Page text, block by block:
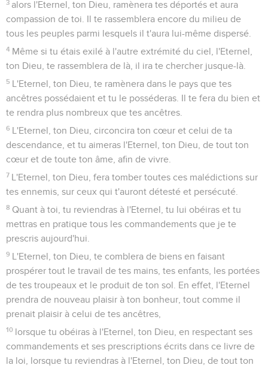
3 alors l'Eternel, ton Dieu, ramènera tes déportés et aura
compassion de toi. Il te rassemblera encore du milieu de
tous les peuples parmi lesquels il t'aura lui-même dispersé.
4 Même si tu étais exilé à l'autre extrémité du ciel, l'Eternel,
ton Dieu, te rassemblera de là, il ira te chercher jusque-là.
5 L'Eternel, ton Dieu, te ramènera dans le pays que tes
ancêtres possédaient et tu le posséderas. Il te fera du bien et
te rendra plus nombreux que tes ancêtres.
6 L'Eternel, ton Dieu, circoncira ton cœur et celui de ta
descendance, et tu aimeras l'Eternel, ton Dieu, de tout ton
cœur et de toute ton âme, afin de vivre.
7 L'Eternel, ton Dieu, fera tomber toutes ces malédictions sur
tes ennemis, sur ceux qui t'auront détesté et persécuté.
8 Quant à toi, tu reviendras à l'Eternel, tu lui obéiras et tu
mettras en pratique tous les commandements que je te
prescris aujourd'hui.
9 L'Eternel, ton Dieu, te comblera de biens en faisant
prospérer tout le travail de tes mains, tes enfants, les portées
de tes troupeaux et le produit de ton sol. En effet, l'Eternel
prendra de nouveau plaisir à ton bonheur, tout comme il
prenait plaisir à celui de tes ancêtres,
10 lorsque tu obéiras à l'Eternel, ton Dieu, en respectant ses
commandements et ses prescriptions écrits dans ce livre de
la loi, lorsque tu reviendras à l'Eternel, ton Dieu, de tout ton